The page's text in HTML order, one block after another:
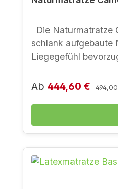
Die Naturmatratze
schlank aufgebaute
Liegegefühl
Eigenschaften -
Sommerseite durch
(ökologische
Verkaufspreis:
Ab 444,60 €